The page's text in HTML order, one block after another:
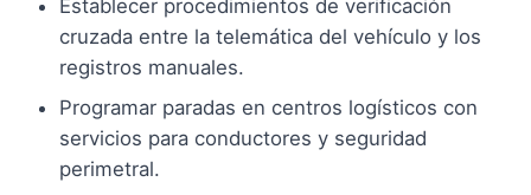
Establecer procedimientos de verificación
cruzada entre la telemática del vehículo y los
registros manuales.
Programar paradas en centros logísticos con
servicios para conductores y seguridad
perimetral.